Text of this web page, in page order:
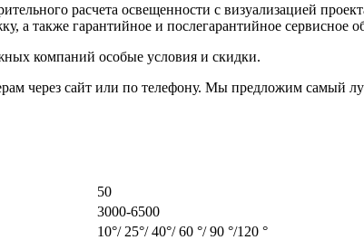
расчета освещенности с визуализацией
а также гарантийное и послегарантийное сервисное
компаний особые условия и скидки.
через сайт или по телефону. Мы предложим самый
50
3000-6500
10°/ 25°/ 40°/ 60 °/ 90 °/120 °